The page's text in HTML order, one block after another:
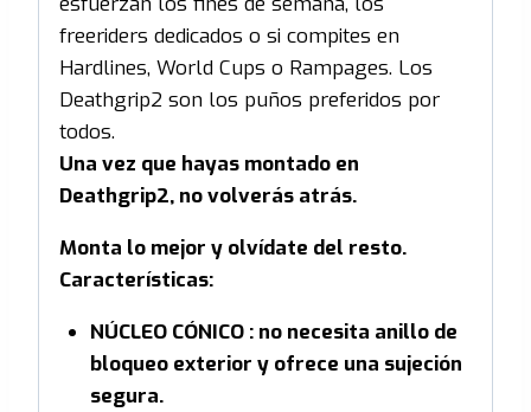
freeriders dedicados o si compites en
Hardlines, World Cups o Rampages. Los
Deathgrip2 son los puños preferidos por
todos.
Una vez que hayas montado en
Deathgrip2, no volverás atrás.
Monta lo mejor y olvídate del resto.
Características:
NÚCLEO CÓNICO : no necesita anillo de
bloqueo exterior y ofrece una sujeción
segura.